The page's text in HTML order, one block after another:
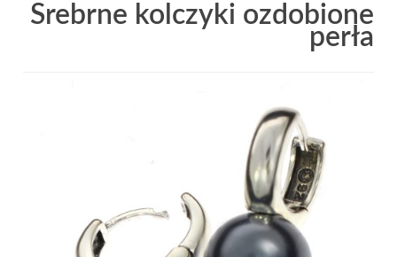
Srebrne kolczyki ozdobione
perła